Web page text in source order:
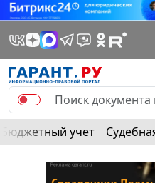
Бюджетный учет